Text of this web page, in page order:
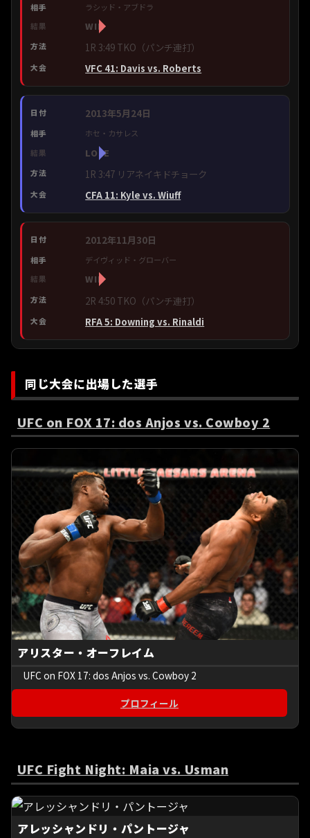
ラシッド・アブドラ
WIN
1R 3:49 TKO（パンチ連打）
VFC 41: Davis vs. Roberts
2013年5月24日
ホセ・カサレス
LOSE
1R 3:47 リアネイキドチョーク
CFA 11: Kyle vs. Wiuff
2012年11月30日
デイヴィッド・グローバー
WIN
2R 4:50 TKO（パンチ連打）
RFA 5: Downing vs. Rinaldi
同じ大会に出場した選手
UFC on FOX 17: dos Anjos vs. Cowboy 2
アリスター・オーフレイム
UFC on FOX 17: dos Anjos vs. Cowboy 2
プロフィール
UFC Fight Night: Maia vs. Usman
アレッシャンドリ・パントージャ